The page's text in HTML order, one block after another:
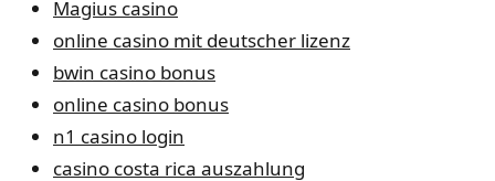
Magius casino
online casino mit deutscher lizenz
bwin casino bonus
online casino bonus
n1 casino login
casino costa rica auszahlung